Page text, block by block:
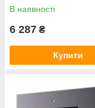
В наявності
6 287 ₴
Купити